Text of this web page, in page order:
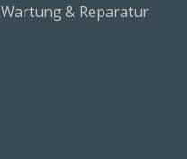
Wartung & Reparatur